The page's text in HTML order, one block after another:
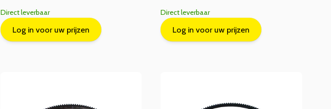
Direct leverbaar
Log in voor uw prijzen
Direct leverbaar
Log in voor uw prijzen